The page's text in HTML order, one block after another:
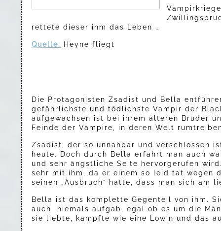
rettete dieser ihm das Leben …
Quelle: Heyne fliegt
Die Protagonisten Zsadist und Bella
gefährlichste und tödlichste Vampir der
aufgewachsen ist bei ihrem älteren Bruder
Feinde der Vampire, in deren Welt
Zsadist, der so unnahbar und verschlossen
heute. Doch durch Bella erfährt man auch
und sehr ängstliche Seite hervorgerufen
sehr mit ihm, da er einem so leid tat wegen
seinen „Ausbruch“ hatte, dass man sich am
Bella ist das komplette Gegenteil von ihm.
auch niemals aufgab, egal ob es um die
sie liebte, kämpfte wie eine Löwin und das